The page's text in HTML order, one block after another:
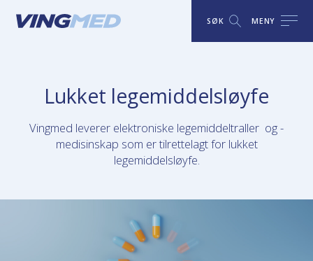
SØK MENY
Lukket legemiddelsløyfe
Vingmed leverer elektroniske legemiddeltraller og -
medisinskap som er tilrettelagt for lukket
legemiddelsløyfe.